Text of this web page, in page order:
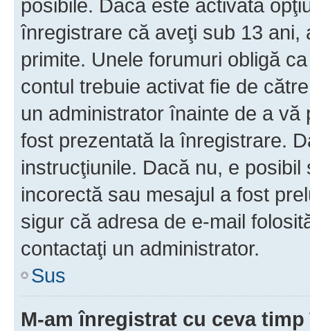
posibile. Dacă este activată
înregistrare că aveţi sub 13
primite. Unele forumuri obligă
contul trebuie activat fie de
un administrator înainte de a
fost prezentată la înregistrare.
instrucţiunile. Dacă nu, e
incorectă sau mesajul a fost
sigur că adresa de e-mail
contactaţi un administrator.
Sus
M-am înregistrat cu ceva